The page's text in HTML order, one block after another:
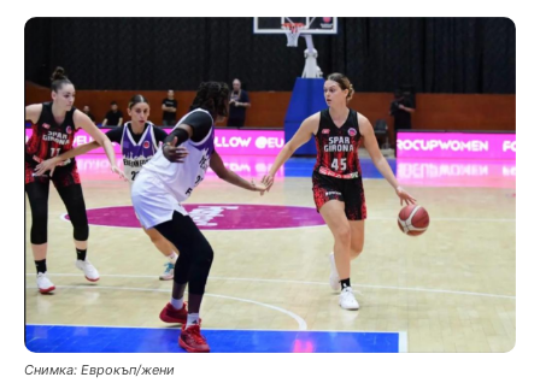
Снимка: Еврокъп/жени